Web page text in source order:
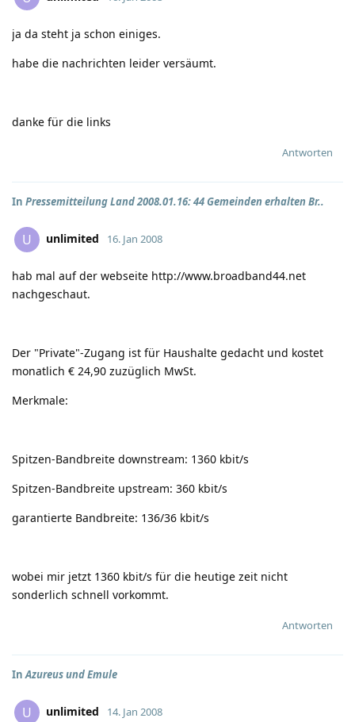
ja da steht ja schon einiges.
habe die nachrichten leider versäumt.
danke für die links
Antworten
In Pressemitteilung Land 2008.01.16: 44 Gemeinden erhalten Br..
U unlimited 16. Jan 2008
hab mal auf der webseite http://www.broadband44.net
nachgeschaut.
Der "Private"-Zugang ist für Haushalte gedacht und kostet
monatlich € 24,90 zuzüglich MwSt.
Merkmale:
Spitzen-Bandbreite downstream: 1360 kbit/s
Spitzen-Bandbreite upstream: 360 kbit/s
garantierte Bandbreite: 136/36 kbit/s
wobei mir jetzt 1360 kbit/s für die heutige zeit nicht
sonderlich schnell vorkommt.
Antworten
InAzureus und Emule
U unlimited 14. Jan 2008